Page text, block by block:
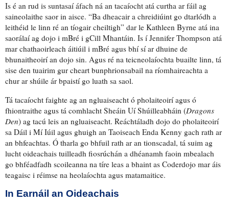
Is é an rud is suntasaí áfach ná an tacaíocht atá curtha ar fáil ag
saineolaithe saor in aisce. “Ba dheacair a chreidiúint go dtarlódh a
leithéid le linn ré an tíogair cheiltigh” dar le Kathleen Byrne atá ina
saorálaí ag dojo i mBré i gCill Mhantáin. Is í Jennifer Thompson atá
mar chathaoirleach áitiúil i mBré agus bhí sí ar dhuine de
bhunaitheoirí an dojo sin. Agus ré na teicneolaíochta buailte linn, tá
sise den tuairim gur cheart bunphrionsabail na ríomhaireachta a
chur ar shúile ár bpaistí go luath sa saol.
Tá tacaíocht faighte ag an ngluaiseacht ó pholaiteoirí agus ó
fhiontraithe agus tá comhlacht Sheáin Uí Shúilleabháin (Dragons
Den) ag tacú leis an ngluaiseacht. Reáchtáladh dojo do pholaiteoirí
sa Dáil i Mí Iúil agus ghuigh an Taoiseach Enda Kenny gach rath ar
an bhfeachtas. Ó tharla go bhfuil rath ar an tionscadal, tá suim ag
lucht oideachais tuilleadh fiosrúchán a dhéanamh faoin mbealach
go bhféadfadh scoileanna na tíre leas a bhaint as Coderdojo mar áis
teagaisc i réimse na heolaíochta agus matamaitice.
In Earnáil an Oideachais